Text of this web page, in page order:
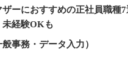
ーにおすすめの正社員職種7
未経験OKも
事務・データ入力）